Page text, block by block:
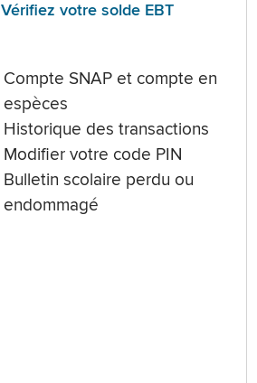
Vérifiez votre solde EBT
Compte SNAP et compte en
espèces
Historique des transactions
Modifier votre code PIN
Bulletin scolaire perdu ou
endommagé